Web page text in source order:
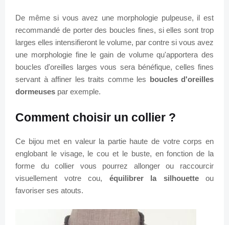
De même si vous avez une morphologie pulpeuse, il est
recommandé de porter des boucles fines, si elles sont trop
larges elles intensifieront le volume, par contre si vous avez
une morphologie fine le gain de volume qu'apportera des
boucles d'oreilles larges vous sera bénéfique, celles fines
servant à affiner les traits comme les boucles d'oreilles
dormeuses par exemple.
Comment choisir un collier ?
Ce bijou met en valeur la partie haute de votre corps en
englobant le visage, le cou et le buste, en fonction de la
forme du collier vous pourrez allonger ou raccourcir
visuellement votre cou, équilibrer la silhouette ou
favoriser ses atouts.